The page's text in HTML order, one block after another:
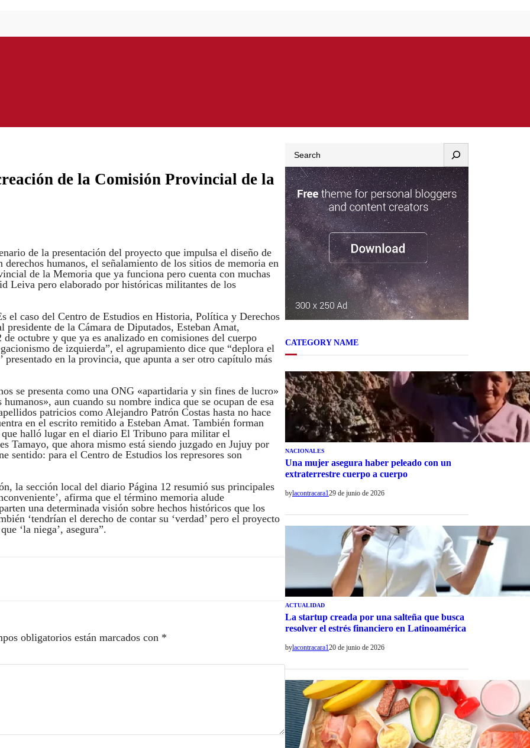
de la Comisión Provincial de la
de la presentación del proyecto que impulsa el diseño de
humanos, el señalamiento de los sitios de memoria en
de la Memoria que ya funciona pero cuenta con muchas
Leiva pero elaborado por históricas militantes de los
el caso del Centro de Estudios en Historia, Política y Derechos
de la Cámara de Diputados, Esteban Amat,
octubre y que ya es analizado en comisiones del cuerpo
de izquierda”, el agrupamiento dice que “deplora el
en la provincia, que apunta a ser otro capítulo más
se presenta como una ONG «apartidaria y sin fines de lucro»
aun cuando su nombre indica que se ocupan de esa
patricios como Alejandro Patrón Costas hasta no hace
en el escrito remitido a Esteban Amat. También forman
halló lugar en el diario El Tribuno para militar el
Tamayo, que ahora mismo está siendo juzgado en Jujuy por
sentido: para el Centro de Estudios los represores son
la sección local del diario Página 12 resumió sus principales
afirma que el término memoria alude
una determinada visión sobre hechos históricos que los
‘tendrían el derecho de contar su ‘verdad’ pero el proyecto
‘la niega’, asegura”.
obligatorios están marcados con *
CATEGORY NAME
NACIONALES
Una mujer asegura haber peleado con un
extraterrestre cuerpo a cuerpo
bylacontracara129 de junio de 2026
ACTUALIDAD
La startup creada por una salteña que busca
resolver el estrés financiero en Latinoamérica
bylacontracara120 de junio de 2026